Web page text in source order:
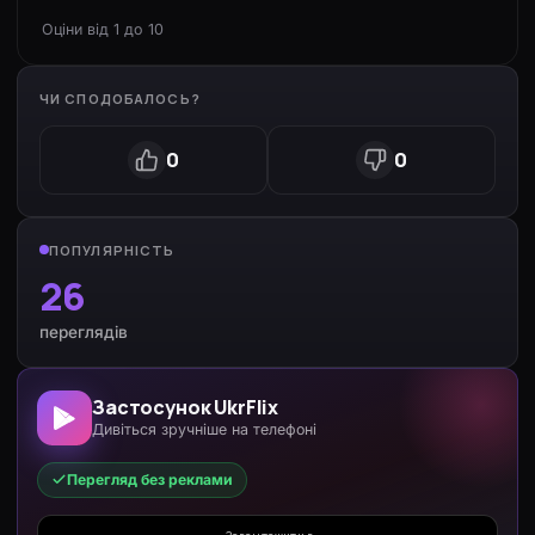
Оціни від 1 до 10
ЧИ СПОДОБАЛОСЬ?
0 0
ПОПУЛЯРНІСТЬ
26
переглядів
Застосунок UkrFlix
Дивіться зручніше на телефоні
Перегляд без реклами